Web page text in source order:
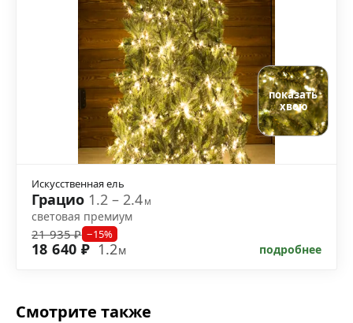
показать
хвою
Искусственная ель
Грацио 1.2 – 2.4м
световая премиум
21 935 ₽ −15%
18 640 ₽ 1.2м подробнее
Смотрите также